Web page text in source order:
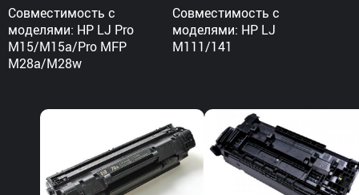
Совместимость с
моделями: HP LJ Pro
M15/M15a/Pro MFP
M28a/M28w
Совместимость с
моделями: HP LJ
M111/141